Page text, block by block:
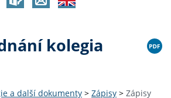
kolegia
a další dokumenty > Zápisy > Zápisy